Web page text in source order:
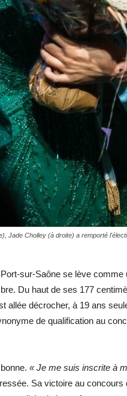
Jade Cholley (à droite) a remporté
sur-Saône se lève
Du haut de ses 177
allée décrocher, à 19 ans
de qualification au
« Je me suis inscrite à
Sa victoire au